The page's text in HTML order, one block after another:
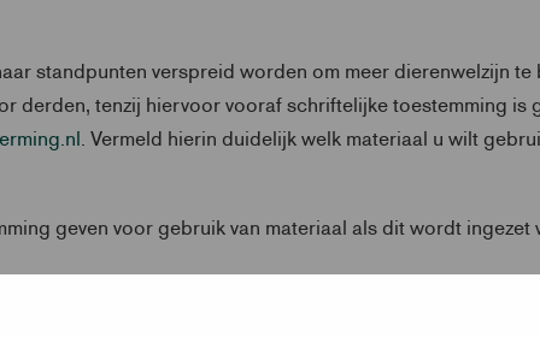
standpunten verspreid worden om meer dierenwelzijn
tenzij hiervoor vooraf schriftelijke toestemming is
. Vermeld hierin duidelijk welk materiaal u wilt
geven voor gebruik van materiaal als dit wordt ingezet
de standpunten van de Dierenbescherming;